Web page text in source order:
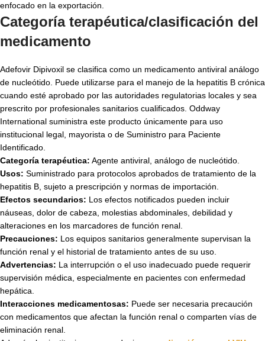
enfocado en la exportación.
Categoría terapéutica/clasificación del
medicamento
Adefovir Dipivoxil se clasifica como un medicamento antiviral análogo
de nucleótido. Puede utilizarse para el manejo de la hepatitis B crónica
cuando esté aprobado por las autoridades regulatorias locales y sea
prescrito por profesionales sanitarios cualificados. Oddway
International suministra este producto únicamente para uso
institucional legal, mayorista o de Suministro para Paciente
Identificado.
Categoría terapéutica: Agente antiviral, análogo de nucleótido.
Usos: Suministrado para protocolos aprobados de tratamiento de la
hepatitis B, sujeto a prescripción y normas de importación.
Efectos secundarios: Los efectos notificados pueden incluir
náuseas, dolor de cabeza, molestias abdominales, debilidad y
alteraciones en los marcadores de función renal.
Precauciones: Los equipos sanitarios generalmente supervisan la
función renal y el historial de tratamiento antes de su uso.
Advertencias: La interrupción o el uso inadecuado puede requerir
supervisión médica, especialmente en pacientes con enfermedad
hepática.
Interacciones medicamentosas: Puede ser necesaria precaución
con medicamentos que afectan la función renal o comparten vías de
eliminación renal.